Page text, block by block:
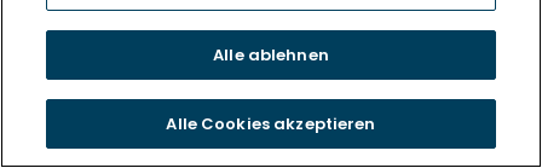
Haus am grünen Weg Lollar
Alle ablehnen
Alle Cookies akzeptieren